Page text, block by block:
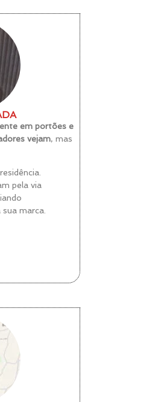
em portões e
vejam, mas
pela via
marca.